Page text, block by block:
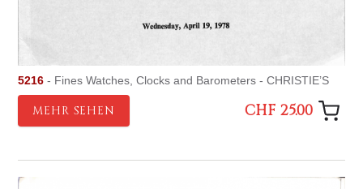
5216 - Fines Watches, Clocks and Barometers - CHRISTIE’S
MEHR SEHEN CHF 25.00